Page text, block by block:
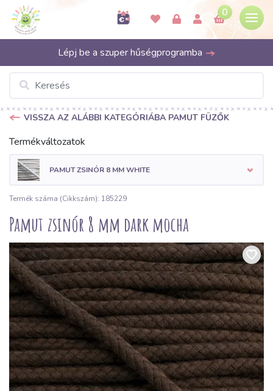
0
Lépj be a szuper hűségprogramba
VISSZA AZ ALÁBBI KATEGÓRIÁBA PAMUT FÜZŐK
Termékváltozatok
PAMUT ZSINÓR 8 MM WHITE
Termék száma (Cikkszám): 185229
Pamut zsinór 8 mm dark mocha